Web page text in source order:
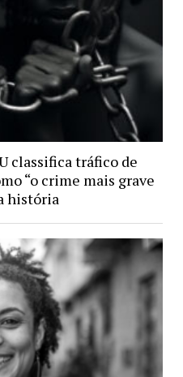
classifica tráfico de
“o crime mais grave
história